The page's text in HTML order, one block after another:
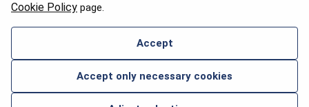
Cookie Policy page.
Accept
Accept only necessary cookies
2026 © airBaltic. Visas tiesības aizsargātas.
SAZINIES AR MUMS